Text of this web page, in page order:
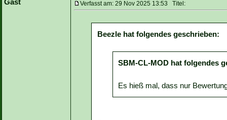
Gast
Verfasst am: 29 Nov 2025 13:53 Titel:
Beezle hat folgendes geschrieben:
SBM-CL-MOD hat folgendes
Es hieß mal, dass nur